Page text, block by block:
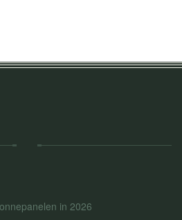
in 2026